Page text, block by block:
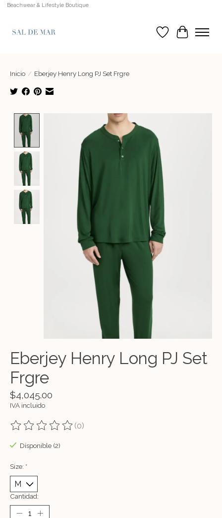
Beachwear & Lifestyle Boutique
Lista de deseos
Cesta
Inicio / Eberjey Henry Long PJ Set Frgre
Product image slideshow Items
Eberjey Henry Long PJ Set
Frgre
$4,045.00
IVA incluido
The rating of this product is
(0)
Disponible (2)
Size: *
Cantidad: